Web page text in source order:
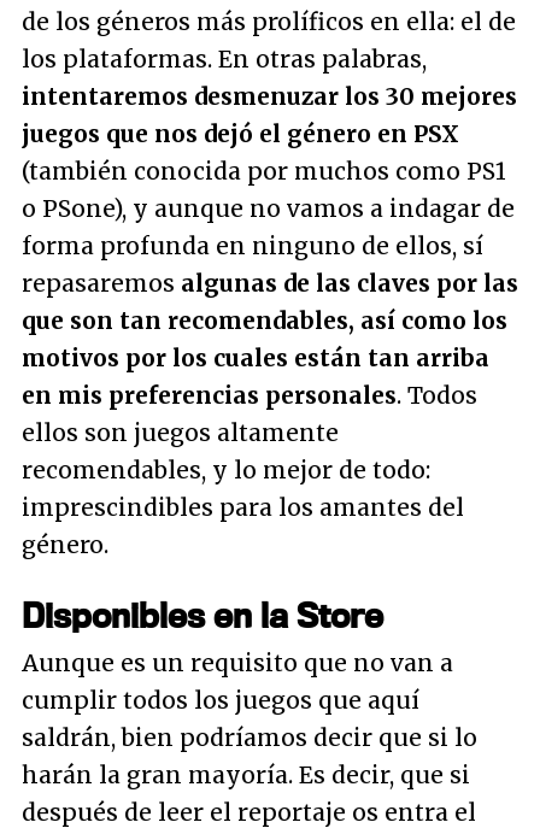
de los géneros más prolíficos en ella: el de
los plataformas. En otras palabras,
intentaremos desmenuzar los 30 mejores
juegos que nos dejó el género en PSX
(también conocida por muchos como PS1
o PSone), y aunque no vamos a indagar de
forma profunda en ninguno de ellos, sí
repasaremos algunas de las claves por las
que son tan recomendables, así como los
motivos por los cuales están tan arriba
en mis preferencias personales. Todos
ellos son juegos altamente
recomendables, y lo mejor de todo:
imprescindibles para los amantes del
género.
Disponibles en la Store
Aunque es un requisito que no van a
cumplir todos los juegos que aquí
saldrán, bien podríamos decir que si lo
harán la gran mayoría. Es decir, que si
después de leer el reportaje os entra el